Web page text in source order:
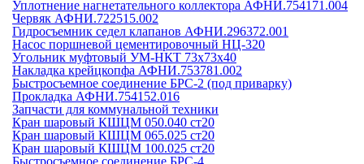
Уплотнение нагнетательного коллектора АФНИ.754171.004
Червяк АФНИ.722515.002
Гидросъемник седел клапанов АФНИ.296372.001
Насос поршневой цементировочный НЦ-320
Угольник муфтовый УМ-НКТ 73х73х40
Накладка крейцкопфа АФНИ.753781.002
Быстросъемное соединение БРС-2 (под приварку)
Прокладка АФНИ.754152.016
Запчасти для коммунальной техники
Кран шаровый КШЦМ 050.040 ст20
Кран шаровый КШЦМ 065.025 ст20
Кран шаровый КШЦМ 100.025 ст20
Быстросъемное соединение БРС-4